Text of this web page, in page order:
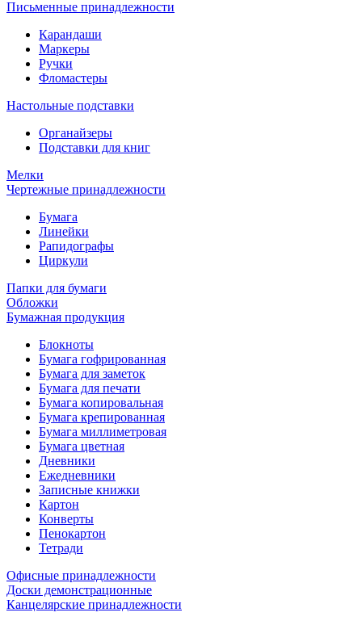
Письменные принадлежности
Карандаши
Маркеры
Ручки
Фломастеры
Настольные подставки
Органайзеры
Подставки для книг
Мелки
Чертежные принадлежности
Бумага
Линейки
Рапидографы
Циркули
Папки для бумаги
Обложки
Бумажная продукция
Блокноты
Бумага гофрированная
Бумага для заметок
Бумага для печати
Бумага копировальная
Бумага крепированная
Бумага миллиметровая
Бумага цветная
Дневники
Ежедневники
Записные книжки
Картон
Конверты
Пенокартон
Тетради
Офисные принадлежности
Доски демонстрационные
Канцелярские принадлежности